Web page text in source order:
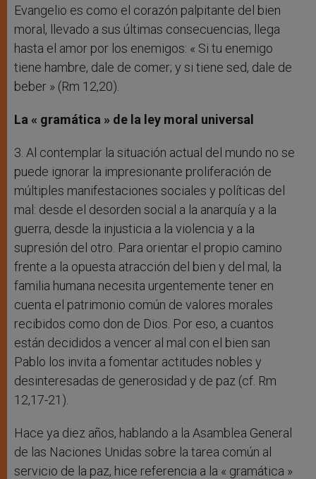
Evangelio es como el corazón palpitante del bien
moral, llevado a sus últimas consecuencias, llega
hasta el amor por los enemigos: « Si tu enemigo
tiene hambre, dale de comer; y si tiene sed, dale de
beber » (Rm 12,20).
La « gramática » de la ley moral universal
3. Al contemplar la situación actual del mundo no se
puede ignorar la impresionante proliferación de
múltiples manifestaciones sociales y políticas del
mal: desde el desorden social a la anarquía y a la
guerra, desde la injusticia a la violencia y a la
supresión del otro. Para orientar el propio camino
frente a la opuesta atracción del bien y del mal, la
familia humana necesita urgentemente tener en
cuenta el patrimonio común de valores morales
recibidos como don de Dios. Por eso, a cuantos
están decididos a vencer al mal con el bien san
Pablo los invita a fomentar actitudes nobles y
desinteresadas de generosidad y de paz (cf. Rm
12,17-21).
Hace ya diez años, hablando a la Asamblea General
de las Naciones Unidas sobre la tarea común al
servicio de la paz, hice referencia a la « gramática »